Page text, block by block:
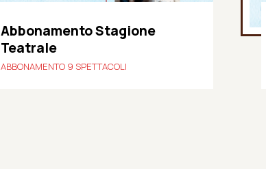
Abbonamento Stagione
Teatrale
ABBONAMENTO 9 SPETTACOLI